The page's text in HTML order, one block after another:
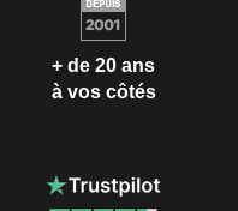
+ de 20 ans
à vos côtés